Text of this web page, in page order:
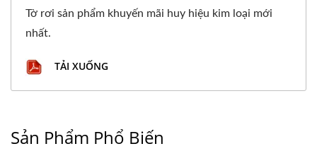
Tờ rơi sản phẩm khuyến mãi huy hiệu kim loại mới
nhất.
TẢI XUỐNG
Sản Phẩm Phổ Biến